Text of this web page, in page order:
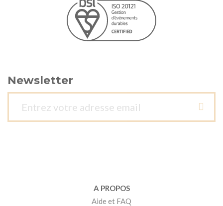
Newsletter
A PROPOS
Aide et FAQ